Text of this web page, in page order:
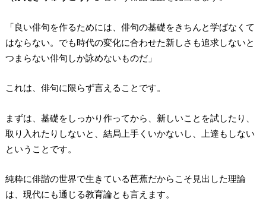
「良い俳句を作るためには、俳句の基礎をきちんと学ばなくて
はならない。でも時代の変化に合わせた新しさも追求しないと
つまらない俳句しか詠めないものだ」
これは、俳句に限らず言えることです。
まずは、基礎をしっかり作ってから、新しいことを試したり、
取り入れたりしないと、結局上手くいかないし、上達もしない
ということです。
純粋に俳諧の世界で生きている芭蕉だからこそ見出した理論
は、現代にも通じる教育論とも言えます。